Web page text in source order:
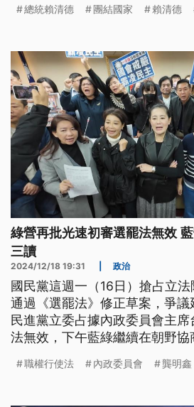
總統賴清德 團結國家 賴清德
綠營再批光速初審選罷法無效
三讀
2024/12/18 19:31 政治
國民黨這週一（16日）搶占立
通過《選罷法》修正草案，爭
民進黨立委占據內政委員會主
法無效，下午藍綠繼續在朝野協
法，國民黨團力拚三讀，提早在
職權行使法 內政委員會 龔明鑫